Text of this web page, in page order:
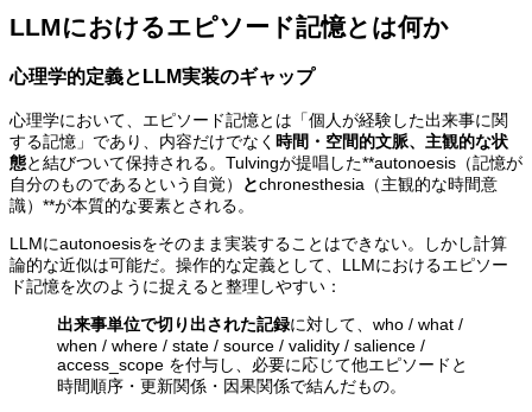
LLMにおけるエピソード記憶とは何か
心理学的定義とLLM実装のギャップ
心理学において、エピソード記憶とは「個人が経験した出来事に関
する記憶」であり、内容だけでなく 時間・空間的文脈、主観的な状
態と結びついて保持される。Tulvingが提唱した**autonoesis（記憶が
自分のものであるという自覚）
とchronesthesia（主観的な時間意
識）**が本質的な要素とされる。
LLMにautonoesisをそのまま実装することはできない。しかし計算
論的な近似は可能だ。操作的な定義として、LLMにおけるエピソー
ド記憶を次のように捉えると整理しやすい：
出来事単位で切り出された記録に対して、who / what /
when / where / state / source / validity / salience /
access_scope を付与し、必要に応じて他エピソードと
時間順序・更新関係・因果関係で結んだもの。